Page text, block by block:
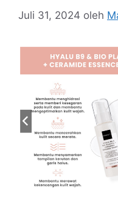
Juli 31, 2024 oleh